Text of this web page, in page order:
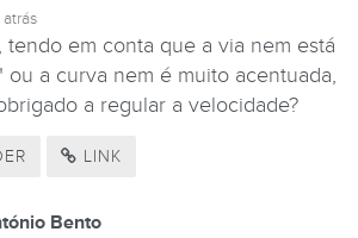
atrás
tendo em conta que a via nem está
ou a curva nem é muito acentuada,
a regular a velocidade?
LINK
Bento